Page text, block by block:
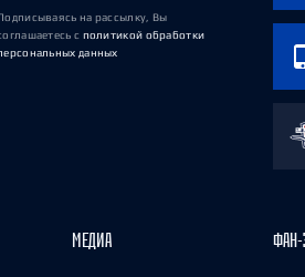
на рассылку, Вы
с политикой обработки
данных
МЕДИА ФАН-